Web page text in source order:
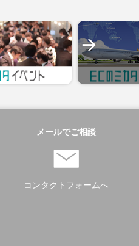
メールでご相談
コンタクトフォームへ